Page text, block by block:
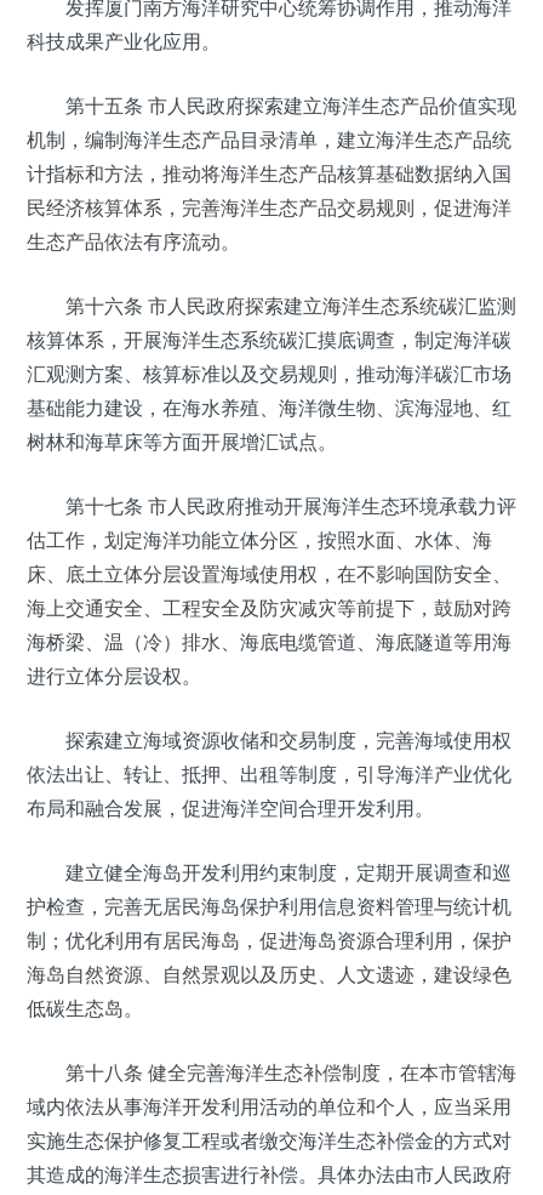
发挥厦门南方海洋研究中心统筹协调作用，推动海洋
科技成果产业化应用。
第十五条 市人民政府探索建立海洋生态产品价值实现
机制，编制海洋生态产品目录清单，建立海洋生态产品统
计指标和方法，推动将海洋生态产品核算基础数据纳入国
民经济核算体系，完善海洋生态产品交易规则，促进海洋
生态产品依法有序流动。
第十六条 市人民政府探索建立海洋生态系统碳汇监测
核算体系，开展海洋生态系统碳汇摸底调查，制定海洋碳
汇观测方案、核算标准以及交易规则，推动海洋碳汇市场
基础能力建设，在海水养殖、海洋微生物、滨海湿地、红
树林和海草床等方面开展增汇试点。
第十七条 市人民政府推动开展海洋生态环境承载力评
估工作，划定海洋功能立体分区，按照水面、水体、海
床、底土立体分层设置海域使用权，在不影响国防安全、
海上交通安全、工程安全及防灾减灾等前提下，鼓励对跨
海桥梁、温（冷）排水、海底电缆管道、海底隧道等用海
进行立体分层设权。
探索建立海域资源收储和交易制度，完善海域使用权
依法出让、转让、抵押、出租等制度，引导海洋产业优化
布局和融合发展，促进海洋空间合理开发利用。
建立健全海岛开发利用约束制度，定期开展调查和巡
护检查，完善无居民海岛保护利用信息资料管理与统计机
制；优化利用有居民海岛，促进海岛资源合理利用，保护
海岛自然资源、自然景观以及历史、人文遗迹，建设绿色
低碳生态岛。
第十八条 健全完善海洋生态补偿制度，在本市管辖海
域内依法从事海洋开发利用活动的单位和个人，应当采用
实施生态保护修复工程或者缴交海洋生态补偿金的方式对
其造成的海洋生态损害进行补偿。具体办法由市人民政府